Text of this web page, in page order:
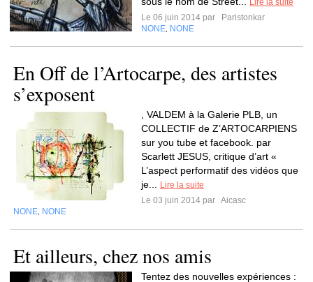
Lire la suite
Le 06 juin 2014 par
Paristonkar
NONE NONE
En Off de l’Artocarpe, des artistes
s’exposent
, VALDEM à la Galerie PLB, un
COLLECTIF de Z’ARTOCARPIENS
sur you tube et facebook. par
Scarlett JESUS, critique d’art «
L’aspect performatif des vidéos que
je...
Lire la suite
Le 03 juin 2014 par Aicasc
NONE NONE
Et ailleurs, chez nos amis
Tentez des nouvelles expériences :